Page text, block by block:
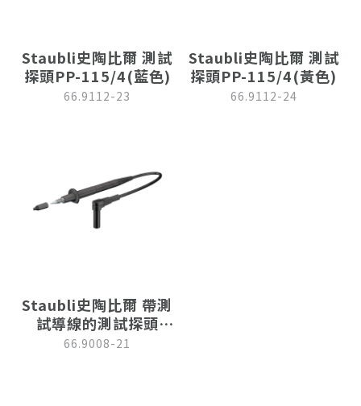
Staubli史陶比爾 測試
探頭PP-115/4(藍色)
66.9112-23
Staubli史陶比爾 測試
探頭PP-115/4(黃色)
66.9112-24
Staubli史陶比爾 帶測
試導線的測試探頭
XPF-484(黑色)
66.9008-21